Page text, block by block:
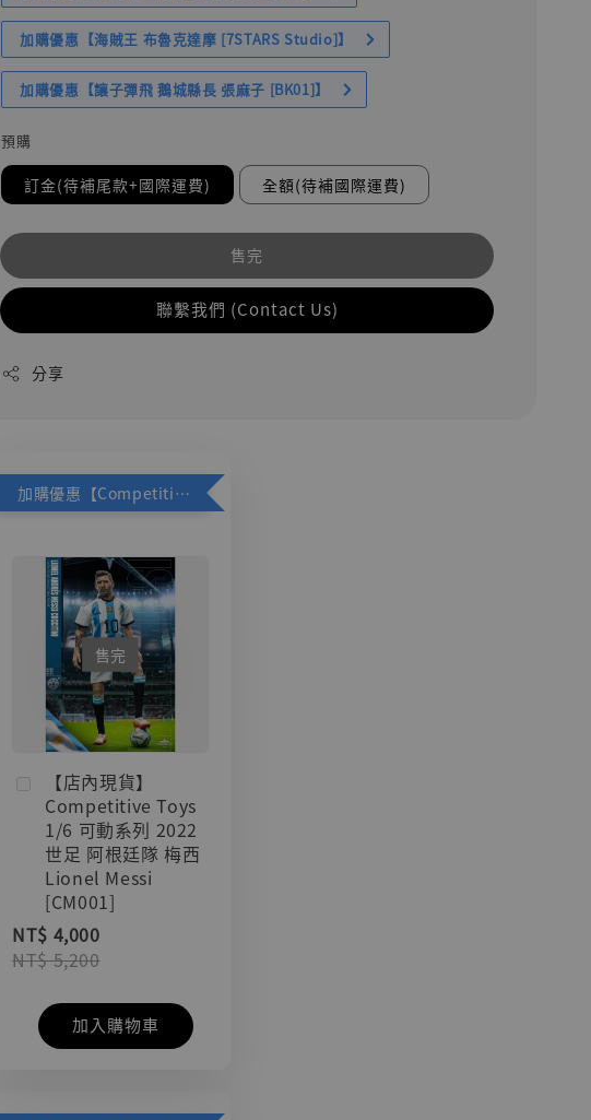
加購優惠【海賊王 布魯克達摩 [7STARS Studio]】
加購優惠【讓子彈飛 鵝城縣長 張麻子 [BK01]】
預購
訂金(待補尾款+國際運費) 全額(待補國際運費)
售完
聯繫我們 (Contact Us)
分享
加購優惠【Competitive Toys 梅西 [CM001]】
售完
【店內現貨】
Competitive Toys
1/6 可動系列 2022
世足 阿根廷隊 梅西
Lionel Messi
[CM001]
NT$ 4,000
NT$ 5,200
加入購物車